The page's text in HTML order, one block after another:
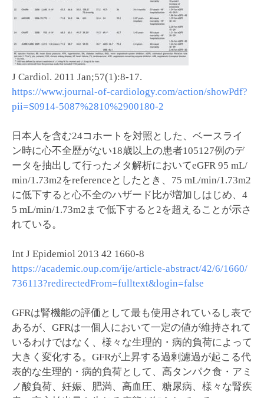
J Cardiol. 2011 Jan;57(1):8-17.
https://www.journal-of-cardiology.com/action/showPdf?
pii=S0914-5087%2810%2900180-2
日本人を含む24コホートを対照とした、ベースライ
ン時に心不全歴がない18歳以上の患者105127例のデ
ータを抽出して行ったメタ解析においてeGFR 95 mL/
min/1.73m2をreferenceとしたとき、75 mL/min/1.73m2
に低下すると心不全のハザード比が増加しはじめ、4
5 mL/min/1.73m2まで低下すると2を超えることが示さ
れている。
Int J Epidemiol 2013 42 1660-8
https://academic.oup.com/ije/article-abstract/42/6/1660/
736113?redirectedFrom=fulltext&login=false
GFRは腎機能の評価として最も使用されているし表で
あるが、GFRは一個人において一定の値が維持されて
いるわけではなく、様々な生理的・病的負荷によって
大きく変化する。GFRが上昇する過剰濾過が起こる代
表的な生理的・病的負荷として、高タンパク食・アミ
ノ酸負荷、妊娠、肥満、高血圧、糖尿病、様々な腎疾